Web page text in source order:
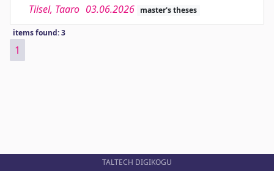
Tiisel, Taaro 03.06.2026 master's theses
items found: 3
1
TALTECH DIGIKOGU